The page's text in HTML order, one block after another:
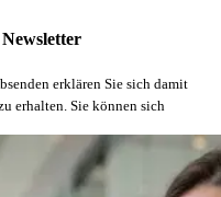
erklären Sie sich damit
erhalten. Sie können sich